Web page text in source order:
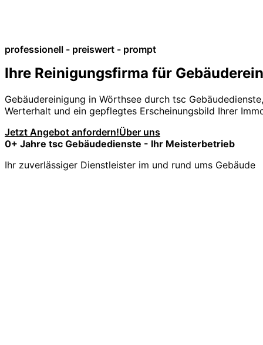
professionell - preiswert - prompt
Ihre Reinigungsfirma für
Gebäudereinigung in Wörthsee durch tsc
Werterhalt und ein gepflegtes Erscheinungsbild Ihrer
Jetzt Angebot anfordern!Über uns
0+ Jahre tsc Gebäudedienste - Ihr Meisterbetrieb
Ihr zuverlässiger Dienstleister im und rund ums Gebäude